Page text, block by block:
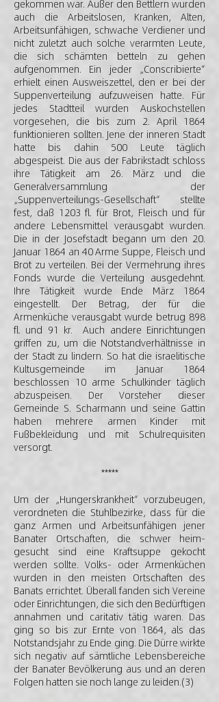
gekommen war. Außer den Bettlern wurden
auch die Arbeitslosen, Kranken, Alten,
Arbeitsunfähigen, schwache Verdiener und
nicht zuletzt auch solche verarmten Leute,
die sich schämten betteln zu gehen
aufgenommen. Ein jeder „Conscribierte“
erhielt einen Ausweiszettel, den er bei der
Suppenverteilung aufzuweisen hatte. Für
jedes Stadtteil wurden Auskochstellen
vorgesehen, die bis zum 2. April 1864
funktionieren sollten. Jene der inneren Stadt
hatte bis dahin 500 Leute täglich
abgespeist. Die aus der Fabrikstadt schloss
ihre Tätigkeit am 26. März und die
Generalversammlung der
„Suppenverteilungs-Gesellschaft“ stellte
fest, daß 1203 fl. für Brot, Fleisch und für
andere Lebensmittel verausgabt wurden.
Die in der Josefstadt begann um den 20.
Januar 1864 an 40 Arme Suppe, Fleisch und
Brot zu verteilen. Bei der Vermehrung ihres
Fonds wurde die Verteilung ausgedehnt.
Ihre Tätigkeit wurde Ende März 1864
eingestellt. Der Betrag, der für die
Armenküche verausgabt wurde betrug 898
fl. und 91 kr. Auch andere Einrichtungen
griffen zu, um die Notstandverhältnisse in
der Stadt zu lindern. So hat die israelitische
Kultusgemeinde im Januar 1864
beschlossen 10 arme Schulkinder täglich
abzuspeisen. Der Vorsteher dieser
Gemeinde S. Scharmann und seine Gattin
haben mehrere armen Kinder mit
Fußbekleidung und mit Schulrequisiten
versorgt.
*****
Um der „Hungerskrankheit“ vorzubeugen,
verordneten die Stuhlbezirke, dass für die
ganz Armen und Arbeitsunfähigen jener
Banater Ortschaften, die schwer heim-
gesucht sind eine Kraftsuppe gekocht
werden sollte. Volks- oder Armenküchen
wurden in den meisten Ortschaften des
Banats errichtet. Überall fanden sich Vereine
oder Einrichtungen, die sich den Bedürftigen
annahmen und caritativ tätig waren. Das
ging so bis zur Ernte von 1864, als das
Notstandsjahr zu Ende ging. Die Dürre wirkte
sich negativ auf sämtliche Lebensbereiche
der Banater Bevölkerung aus und an deren
Folgen hatten sie noch lange zu leiden.(3)